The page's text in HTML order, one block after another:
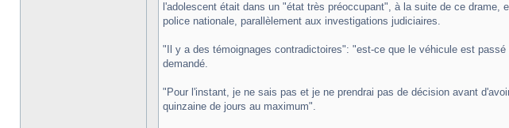
l'adolescent était dans un "état très préoccupant", à la suite de ce
police nationale, parallèlement aux investigations judiciaires.
"Il y a des témoignages contradictoires": "est-ce que le véhicule est
demandé.
"Pour l'instant, je ne sais pas et je ne prendrai pas de décision avant
quinzaine de jours au maximum".